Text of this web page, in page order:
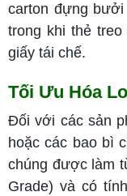
carton đựng
trong khi thẻ
giấy tái chế.
Tối Ưu Hóa
Đối với các sản
hoặc các bao bì
chúng được làm
Grade) và có